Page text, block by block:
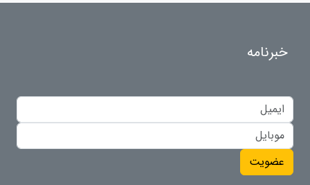
خبرنامه
عضویت